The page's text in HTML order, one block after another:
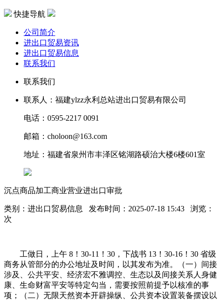
快捷导航
公司简介
进出口贸易资讯
进出口贸易信息
联系我们
联系我们
联系人：福建ylzz永利总站进出口贸易有限公司
电话：0595-2217 0091
邮箱：choloon@163.com
地址：福建省泉州市丰泽区铭湖路硕治大楼6楼601室
沉点商品加工商业营业进出口审批
类别：进出口贸易信息 发布时间：2025-07-18 15:43 浏览：
次
工做日，上午 8！30-11！30，下战书 13！30-16！30 省级
商务从管部分的办公地址及时间，以其发布为准。（一）间接
涉及、公共平安、经济宏不雅调控、生态以及间接关系人身健
康、生命财富平安等特定勾当，需要按照前提予以核准的事
项；（二）无限天然资本开辟操纵、公共资本设置装备摆设以